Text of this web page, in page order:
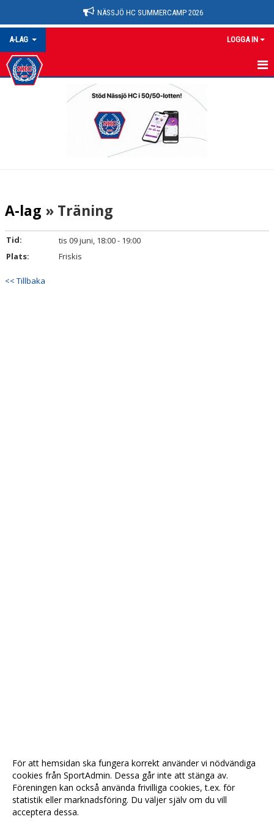
NÄSSJÖ HC SUMMERCAMP 2026
A-LAG LOGGA IN
A-LAG
BILDGALLERI
A-lag » Träning
Tid:
tis 09 juni, 18:00 - 19:00
Plats:
Friskis
<< Tillbaka
För att hemsidan ska fungera korrekt använder vi nödvändiga
cookies från SportAdmin. Dessa går inte att stänga av.
Föreningen kan också använda frivilliga cookies, t.ex. för
statistik eller marknadsföring. Du väljer själv om du vill
acceptera dessa.